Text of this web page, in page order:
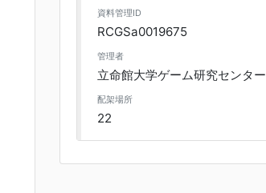
資料管理ID
RCGSa0019675
管理者
立命館大学ゲーム研究センター
配架場所
22